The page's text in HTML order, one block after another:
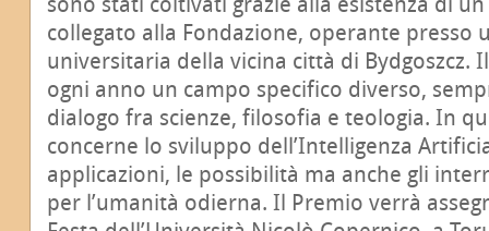
collegato alla Fondazione, operante presso
universitaria della vicina città di Bydgoszcz.
ogni anno un campo specifico diverso,
dialogo fra scienze, filosofia e teologia. In
concerne lo sviluppo dell’Intelligenza
applicazioni, le possibilità ma anche gli
per l’umanità odierna. Il Premio verrà